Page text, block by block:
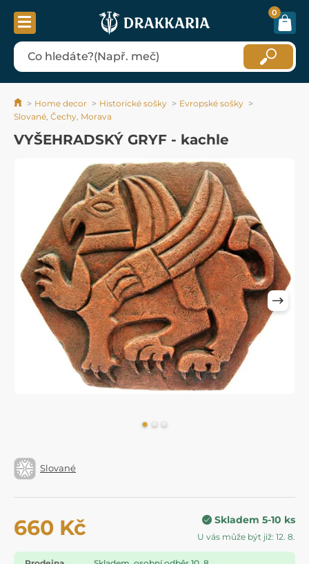
0
Home decor Historické sošky
Evropské sošky
Slované, Čechy, Morava
VYŠEHRADSKÝ GRYF - kachle
Slované
660 Kč Skladem 5-10 ks
U vás může být již: 12. 8.